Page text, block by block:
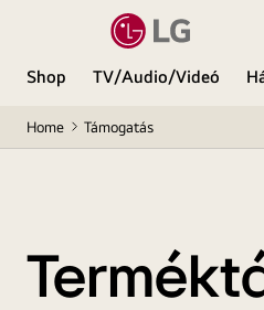
Shop TV/Audio/Videó
Home Támogatás